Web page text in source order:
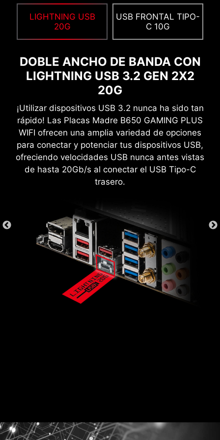
LIGHTNING USB
20G
USB FRONTAL TIPO-
C 10G
DOBLE ANCHO DE BANDA CON
LIGHTNING USB 3.2 GEN 2X2
20G
¡Utilizar dispositivos USB 3.2 nunca ha sido tan
rápido! Las Placas Madre B650 GAMING PLUS
WIFI ofrecen una amplia variedad de opciones
para conectar y potenciar tus dispositivos USB,
ofreciendo velocidades USB nunca antes vistas
de hasta 20Gb/s al conectar el USB Tipo-C
trasero.
facilidad. ¡Añade cualquier color que desees
con solo unos clics!
INTERFAZ EXCLUSIVA DE
AIDA64 EXTREME
Las placas madres MSI ofrecen 60 días de
prueba gratuita de AIDA64 Extreme - edición
todopoderosa para información del sistema,
diagnósticos y benchmarks. Con la aplicación,
puede supervisar la información detallada de
hardware y software en PC y guardarlo en un
archivo en múltiples formatos como CSV y
HTML.
CON NORTON 360 DELUXE